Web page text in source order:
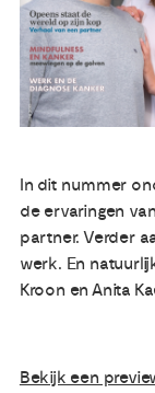
Over ons
In dit nummer
de ervaringen
partner. Verder
werk. En
Kroon en Anita
Bekijk een